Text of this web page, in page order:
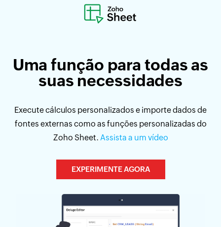
Uma função para todas as
suas necessidades
Execute cálculos personalizados e importe dados de
fontes externas como as funções personalizadas do
Zoho Sheet. Assista a um vídeo
EXPERIMENTE AGORA